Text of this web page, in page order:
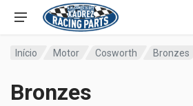
Início Motor Cosworth Bronzes
Bronzes